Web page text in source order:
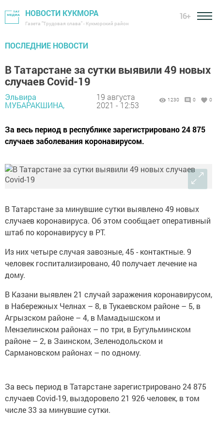
НОВОСТИ КУКМОРА
Газета "Трудовая слава" - Кукморский район
16+
ПОСЛЕДНИЕ НОВОСТИ
В Татарстане за сутки выявили 49 новых
случаев Covid-19
Эльвира
МУБАРАКШИНА,
19 августа
2021 - 12:53
1230 0 0
За весь период в республике зарегистрировано 24 875
случаев заболевания коронавирусом.
В Татарстане за минувшие сутки выявлено 49 новых
случаев коронавируса. Об этом сообщает оперативный
штаб по коронавирусу в РТ.
Из них четыре случая завозные, 45 - контактные. 9
человек госпитализировано, 40 получает лечение на
дому.
В Казани выявлен 21 случай заражения коронавирусом,
в Набережных Челнах – 8, в Тукаевском районе – 5, в
Агрызском районе – 4, в Мамадышском и
Мензелинском районах – по три, в Бугульминском
районе – 2, в Заинском, Зеленодольском и
Сармановском районах – по одному.
За весь период в Татарстане зарегистрировано 24 875
случаев Covid-19, выздоровело 21 926 человек, в том
числе 33 за минувшие сутки.